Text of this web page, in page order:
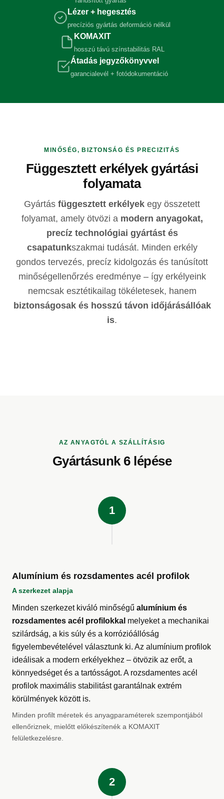
Lézer + hegesztés
precíziós gyártás deformáció nélkül
KOMAXIT
hosszú távú színstabilitás RAL
Átadás jegyzőkönyvvel
garancialevél + fotódokumentáció
MINŐSÉG, BIZTONSÁG ÉS PRECIZITÁS
Függesztett erkélyek gyártási
folyamata
Gyártás függesztett erkélyek egy összetett
folyamat, amely ötvözi a modern anyagokat,
precíz technológiai gyártást és
csapatunkszakmai tudását. Minden erkély
gondos tervezés, precíz kidolgozás és tanúsított
minőségellenőrzés eredménye – így erkélyeink
nemcsak esztétikailag tökéletesek, hanem
biztonságosak és hosszú távon időjárásállóak
is.
AZ ANYAGTÓL A SZÁLLÍTÁSIG
Gyártásunk 6 lépése
1
Alumínium és rozsdamentes acél profilok
A szerkezet alapja
Minden szerkezet kiváló minőségű alumínium és
rozsdamentes acél profilokkal melyeket a mechanikai
szilárdság, a kis súly és a korrózióállóság
figyelembevételével választunk ki. Az alumínium profilok
ideálisak a modern erkélyekhez – ötvözik az erőt, a
könnyedséget és a tartósságot. A rozsdamentes acél
profilok maximális stabilitást garantálnak extrém
körülmények között is.
Minden profilt méretek és anyagparaméterek szempontjából
ellenőriznek, mielőtt előkészítenék a KOMAXIT
felületkezelésre.
2